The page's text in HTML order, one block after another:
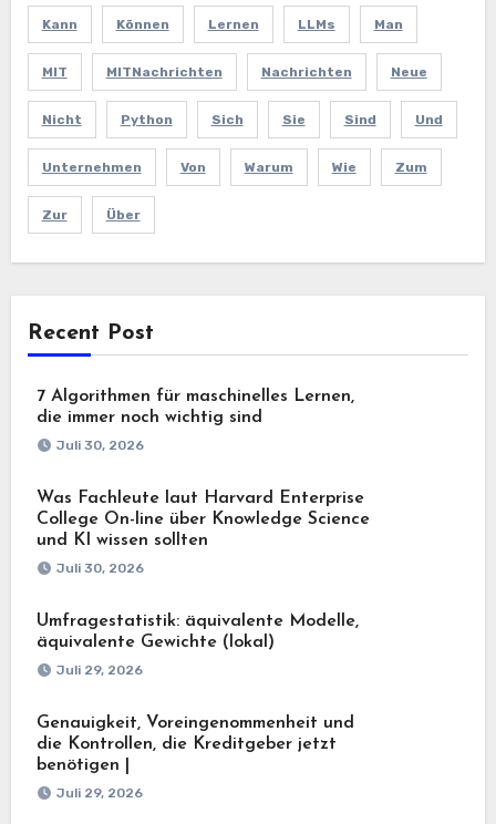
Kann Können Lernen LLMs Man
MIT MITNachrichten Nachrichten Neue
Nicht Python Sich Sie Sind Und
Unternehmen Von Warum Wie Zum
Zur Über
Recent Post
7 Algorithmen für maschinelles Lernen,
die immer noch wichtig sind
Juli 30, 2026
Was Fachleute laut Harvard Enterprise
College On-line über Knowledge Science
und KI wissen sollten
Juli 30, 2026
Umfragestatistik: äquivalente Modelle,
äquivalente Gewichte (lokal)
Juli 29, 2026
Genauigkeit, Voreingenommenheit und
die Kontrollen, die Kreditgeber jetzt
benötigen |
Juli 29, 2026